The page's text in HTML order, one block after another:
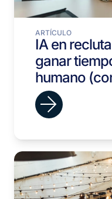
ARTÍCULO
IA en
ganar
humano
en 30